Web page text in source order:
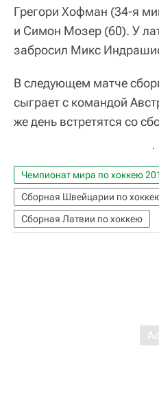
Грегори Хофман (34-я
и Симон Мозер (60). У
забросил Микс
В следующем матче
сыграет с командой
же день встретятся со
Чемпионат мира по хоккею
Сборная Швейцарии по
Сборная Латвии по хоккею